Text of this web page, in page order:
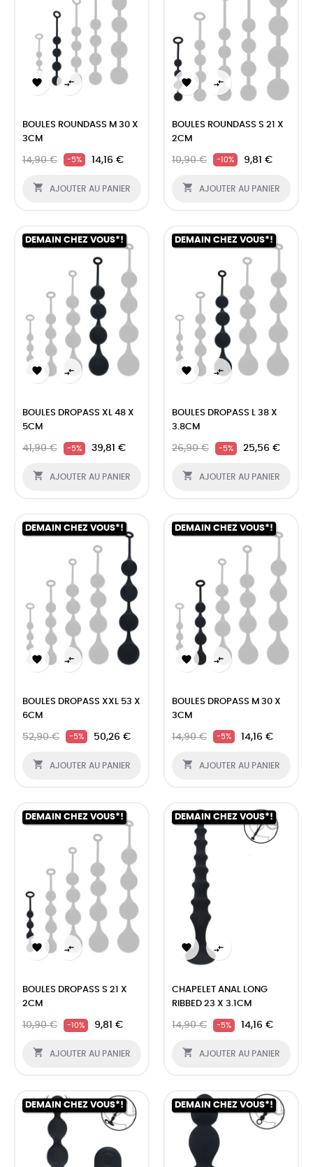
 
BOULES ROUNDASS M 30 X
3CM
14,90 € -5% 14,16 €
 AJOUTER AU PANIER
 
BOULES ROUNDASS S 21 X
2CM
10,90 € -10% 9,81 €
 AJOUTER AU PANIER
DEMAIN CHEZ VOUS*!
 
BOULES DROPASS XL 48 X
5CM
41,90 € -5% 39,81 €
 AJOUTER AU PANIER
DEMAIN CHEZ VOUS*!
 
BOULES DROPASS L 38 X
3.8CM
26,90 € -5% 25,56 €
 AJOUTER AU PANIER
DEMAIN CHEZ VOUS*!
 
BOULES DROPASS XXL 53 X
6CM
52,90 € -5% 50,26 €
 AJOUTER AU PANIER
DEMAIN CHEZ VOUS*!
 
BOULES DROPASS M 30 X
3CM
14,90 € -5% 14,16 €
 AJOUTER AU PANIER
DEMAIN CHEZ VOUS*!
 
BOULES DROPASS S 21 X
2CM
10,90 € -10% 9,81 €
 AJOUTER AU PANIER
DEMAIN CHEZ VOUS*!
 
CHAPELET ANAL LONG
RIBBED 23 X 3.1CM
14,90 € -5% 14,16 €
 AJOUTER AU PANIER
DEMAIN CHEZ VOUS*! DEMAIN CHEZ VOUS*!